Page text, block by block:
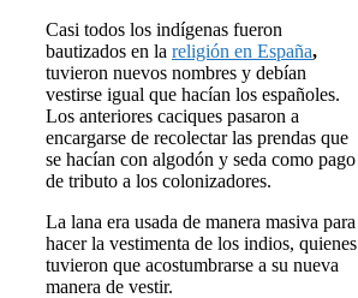
Casi todos los indígenas fueron
bautizados en la religión en España,
tuvieron nuevos nombres y debían
vestirse igual que hacían los españoles.
Los anteriores caciques pasaron a
encargarse de recolectar las prendas que
se hacían con algodón y seda como pago
de tributo a los colonizadores.
La lana era usada de manera masiva para
hacer la vestimenta de los indios, quienes
tuvieron que acostumbrarse a su nueva
manera de vestir.